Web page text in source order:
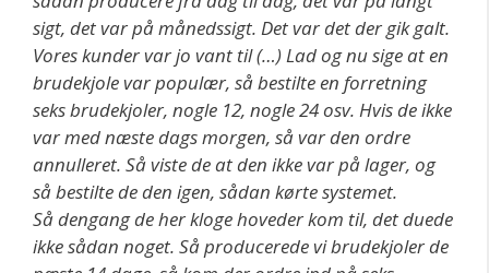
sigt, det var på månedssigt. Det var det der gik galt.
Vores kunder var jo vant til (…) Lad og nu sige at en
brudekjole var populær, så bestilte en forretning
seks brudekjoler, nogle 12, nogle 24 osv. Hvis de ikke
var med næste dags morgen, så var den ordre
annulleret. Så viste de at den ikke var på lager, og
så bestilte de den igen, sådan kørte systemet.
Så dengang de her kloge hoveder kom til, det duede
ikke sådan noget. Så producerede vi brudekjoler de